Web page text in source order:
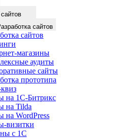
сайтов
сайтов
магазины
аудиты
сайты
прототипа
на 1С-Битрикс
на Tilda
на WordPress
визитки
с 1С